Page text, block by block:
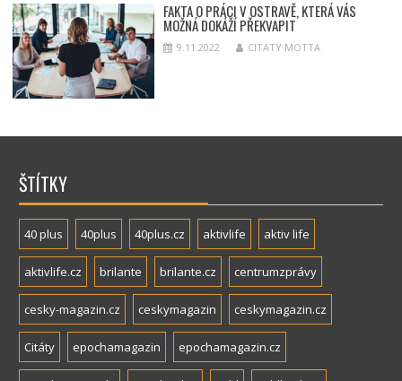
FAKTA O PRÁCI V OSTRAVĚ, KTERÁ VÁS
MOŽNÁ DOKÁŽÍ PŘEKVAPIT
9.11.2022 CITATY MOTTA
ŠTÍTKY
40 plus 40plus 40plus.cz aktivlife aktiv life
aktivlife.cz brilante brilante.cz centrumzprávy
cesky-magazin.cz ceskymagazin ceskymagazin.cz
Citáty epochamagazin epochamagazin.cz